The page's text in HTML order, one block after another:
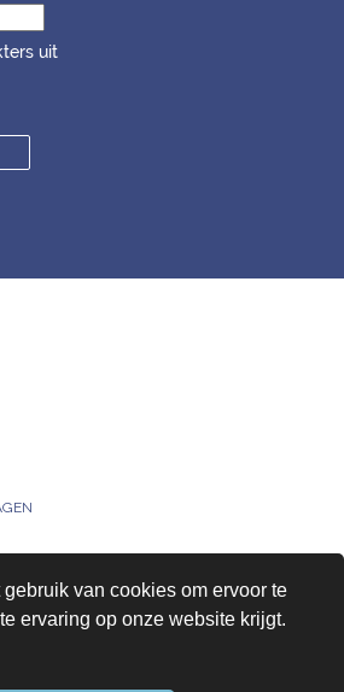
van cookies om ervoor te
ervaring op onze website krijgt.
uit